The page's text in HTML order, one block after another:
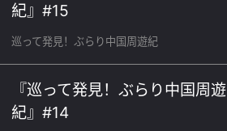
紀』#15
巡って発見！ぶらり中国周遊紀
『巡って発見！ぶらり中国周遊
紀』#14